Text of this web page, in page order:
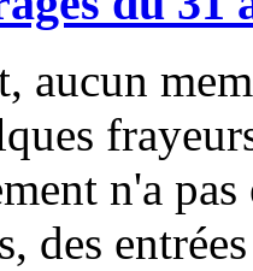
aucun
n'a
des